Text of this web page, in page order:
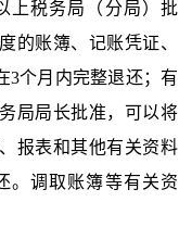
上税务局（分局）批
的账簿、记账凭证、
3个月内完整退还；有
局局长批准，可以将
报表和其他有关资料
。调取账簿等有关资